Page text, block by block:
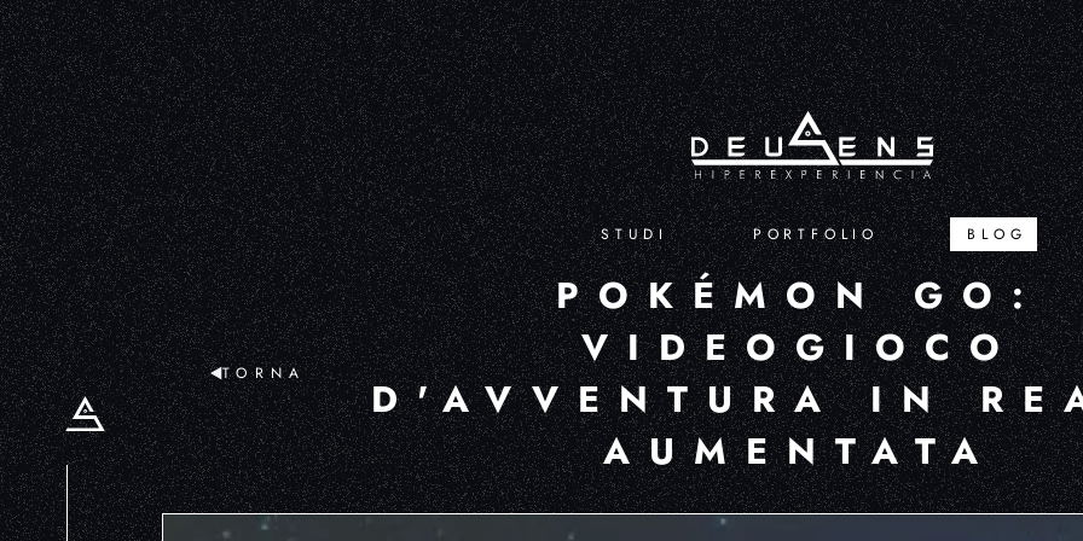
STUDI PORTFOLIO BLOG
TORNA
POKÉMON GO:
VIDEOGIOCO
D'AVVENTURA IN
AUMENTATA